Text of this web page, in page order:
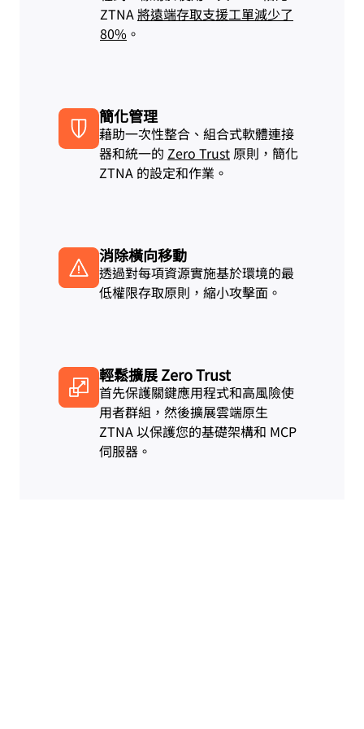
ZTNA將遠端存取支援工單減少了
80% 。
簡化管理
藉助一次性整合、組合式軟體連接
器和統一的 Zero Trust原則，簡化
ZTNA 的設定和作業。
消除橫向移動
透過對每項資源實施基於環境的最
低權限存取原則，縮小攻擊面。
輕鬆擴展 Zero Trust
首先保護關鍵應用程式和高風險使
用者群組，然後擴展雲端原生
ZTNA 以保護您的基礎架構和 MCP
伺服器。